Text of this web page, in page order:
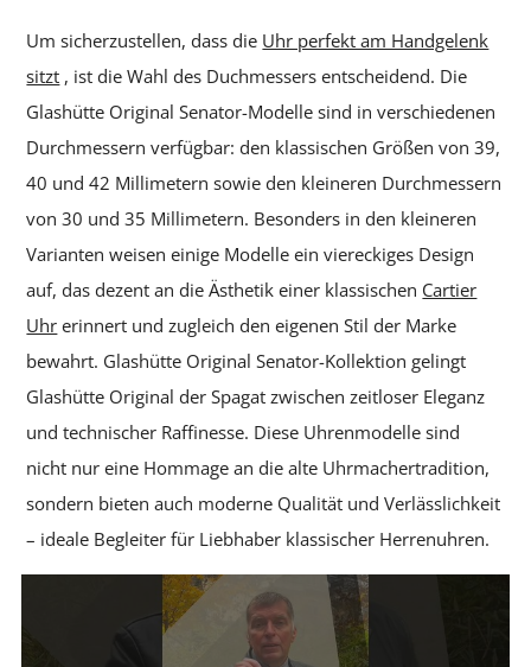
Um sicherzustellen, dass die Uhr perfekt am Handgelenk
sitzt , ist die Wahl des Duchmessers entscheidend. Die
Glashütte Original Senator-Modelle sind in verschiedenen
Durchmessern verfügbar: den klassischen Größen von 39,
40 und 42 Millimetern sowie den kleineren Durchmessern
von 30 und 35 Millimetern. Besonders in den kleineren
Varianten weisen einige Modelle ein viereckiges Design
auf, das dezent an die Ästhetik einer klassischen Cartier
Uhr erinnert und zugleich den eigenen Stil der Marke
bewahrt. Glashütte Original Senator-Kollektion gelingt
Glashütte Original der Spagat zwischen zeitloser Eleganz
und technischer Raffinesse. Diese Uhrenmodelle sind
nicht nur eine Hommage an die alte Uhrmachertradition,
sondern bieten auch moderne Qualität und Verlässlichkeit
– ideale Begleiter für Liebhaber klassischer Herrenuhren.